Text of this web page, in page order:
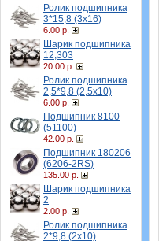
Ролик подшипника
3*15,8 (3х16)
6.00 р.
Шарик подшипника
12,303
20.00 р.
Ролик подшипника
2,5*9,8 (2,5х10)
6.00 р.
Подшипник 8100
(51100)
42.00 р.
Подшипник 180206
(6206-2RS)
135.00 р.
Шарик подшипника
2
2.00 р.
Ролик подшипника
2*9,8 (2х10)